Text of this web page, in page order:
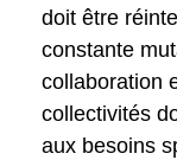
doit être
constante
collaboration
collectivités
aux besoins